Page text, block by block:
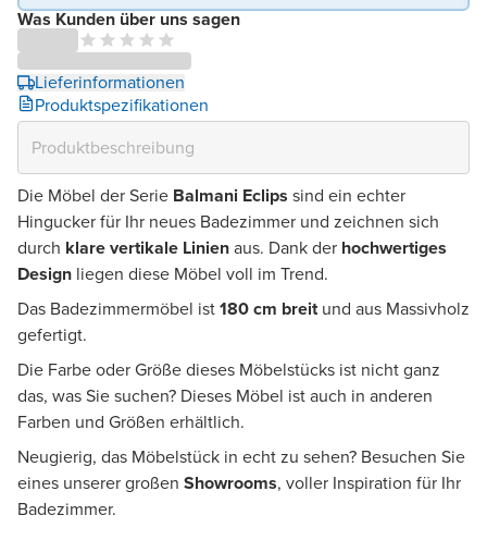
Was Kunden über uns sagen
Lieferinformationen
Produktspezifikationen
Die Möbel der Serie Balmani Eclips sind ein echter
Hingucker für Ihr neues Badezimmer und zeichnen sich
durch klare vertikale Linienaus. Dank der hochwertiges
Design liegen diese Möbel voll im Trend.
Das Badezimmermöbel ist180 cm breitund aus Massivholz
gefertigt.
Die Farbe oder Größe dieses Möbelstücks ist nicht ganz
das, was Sie suchen? Dieses Möbel ist auch in anderen
Farben und Größen erhältlich.
Neugierig, das Möbelstück in echt zu sehen? Besuchen Sie
eines unserer großen Showrooms, voller Inspiration für Ihr
Badezimmer.